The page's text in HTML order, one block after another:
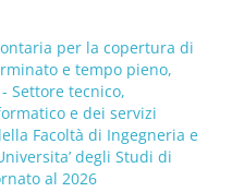
per la copertura di
e tempo pieno,
Settore tecnico,
e dei servizi
Facoltà di Ingegneria e
degli Studi di
al 2026